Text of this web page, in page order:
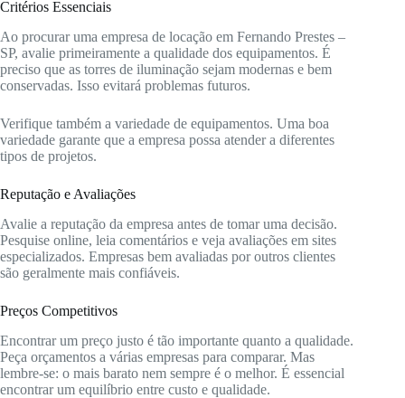
Critérios Essenciais
Ao procurar uma empresa de locação em Fernando Prestes –
SP, avalie primeiramente a qualidade dos equipamentos. É
preciso que as torres de iluminação sejam modernas e bem
conservadas. Isso evitará problemas futuros.
Verifique também a variedade de equipamentos. Uma boa
variedade garante que a empresa possa atender a diferentes
tipos de projetos.
Reputação e Avaliações
Avalie a reputação da empresa antes de tomar uma decisão.
Pesquise online, leia comentários e veja avaliações em sites
especializados. Empresas bem avaliadas por outros clientes
são geralmente mais confiáveis.
Preços Competitivos
Encontrar um preço justo é tão importante quanto a qualidade.
Peça orçamentos a várias empresas para comparar. Mas
lembre-se: o mais barato nem sempre é o melhor. É essencial
encontrar um equilíbrio entre custo e qualidade.